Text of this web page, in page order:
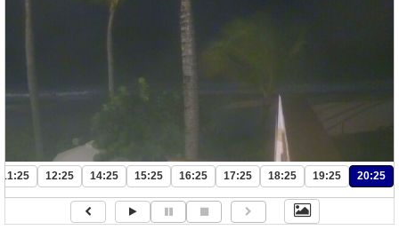
11:25 12:25 14:25 15:25 16:25 17:25 18:25 19:25 20:25